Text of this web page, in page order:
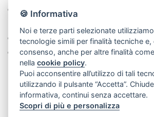
Orchidee
Centrotavola
Cuori
Laurea
Nascite
Funebre
🍪 Informativa
Noi e terze parti selezionate
tecnologie simili per finalità tecniche e,
consenso, anche per altre finalità
nellacookie policy.
Puoi acconsentire all’utilizzo di tali
utilizzando il pulsante “Accetta”.
informativa, continui senza accettare.
Scopri di più e personalizza